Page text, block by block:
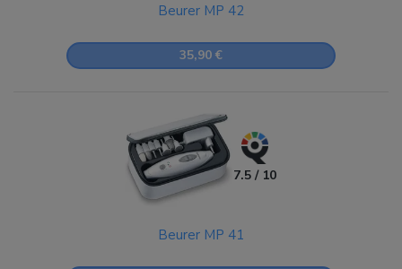
Beurer MP 42
35,90 €
7.5 / 10
Beurer MP 41